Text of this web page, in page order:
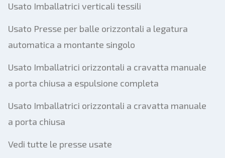
Usato Imballatrici verticali tessili
Usato Presse per balle orizzontali a legatura
automatica a montante singolo
Usato Imballatrici orizzontali a cravatta manuale
a porta chiusa a espulsione completa
Usato Imballatrici orizzontali a cravatta manuale
a porta chiusa
Vedi tutte le presse usate